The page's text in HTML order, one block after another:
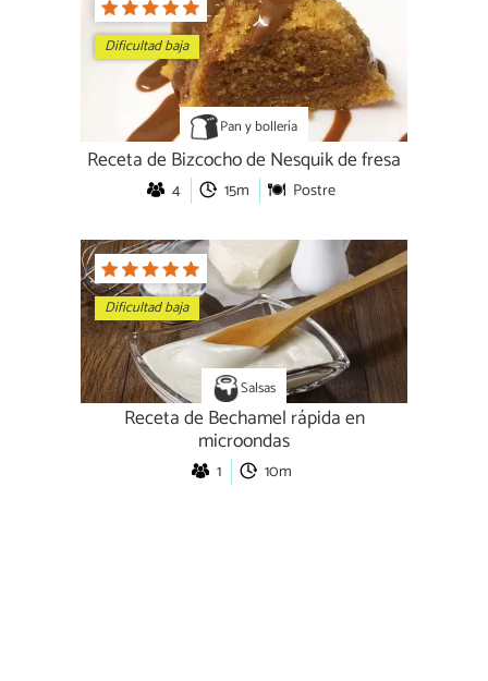
Dificultad baja
Pan y bollería
Receta de Bizcocho de Nesquik de fresa
4 15m Postre
Dificultad baja
Salsas
Receta de Bechamel rápida en
microondas
1 10m